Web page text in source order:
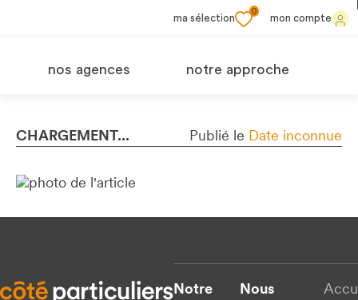
ma sélection
0
mon compte
nos agences notre approche
CHARGEMENT... Publié le Date inconnue
Notre
Nous